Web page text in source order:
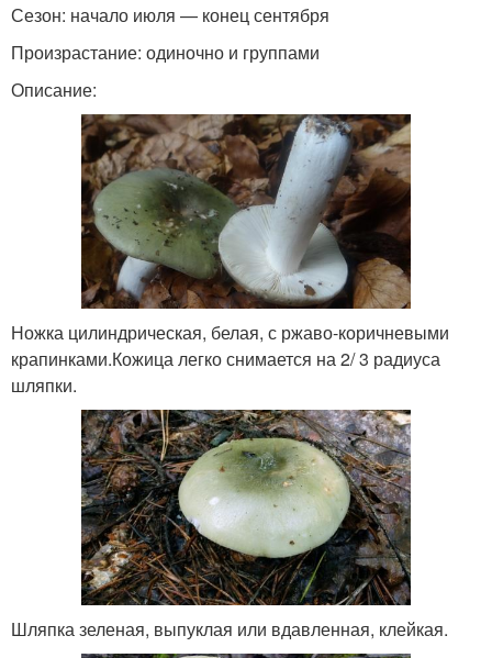
Сезон: начало июля — конец сентября
Произрастание: одиночно и группами
Описание:
Ножка цилиндрическая, белая, с ржаво-коричневыми
крапинками.Кожица легко снимается на 2/ 3 радиуса
шляпки.
Шляпка зеленая, выпуклая или вдавленная, клейкая.